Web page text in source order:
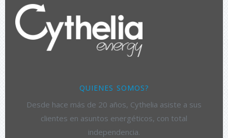
QUIENES SOMOS?
Desde hace más de 20 años, Cythelia asiste a sus
clientes en asuntos energéticos, con total
independencia.